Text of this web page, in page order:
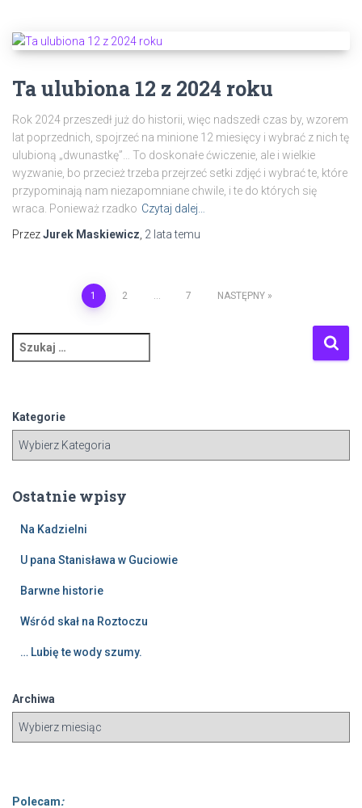
Ta ulubiona 12 z 2024 roku
Rok 2024 przeszedł już do historii, więc nadszedł czas by, wzorem
lat poprzednich, spojrzeć na minione 12 miesięcy i wybrać z nich tę
ulubioną „dwunastkę”… To doskonałe ćwiczenie, ale i wielkie
wyzwanie, bo przecież trzeba przejrzeć setki zdjęć i wybrać te, które
przypominają nam niezapomniane chwile, i te do których się
wraca. Ponieważ rzadko Czytaj dalej…
PrzezJurek Maskiewicz 2 latatemu
Stronicowanie
wpisów
1 2 … 7 NASTĘPNY
z
a
j
Kategorie
Ostatnie wpisy
Na Kadzielni
U pana Stanisława w Guciowie
Barwne historie
Wśród skał na Roztoczu
… Lubię te wody szumy.
Archiwa
Polecam: